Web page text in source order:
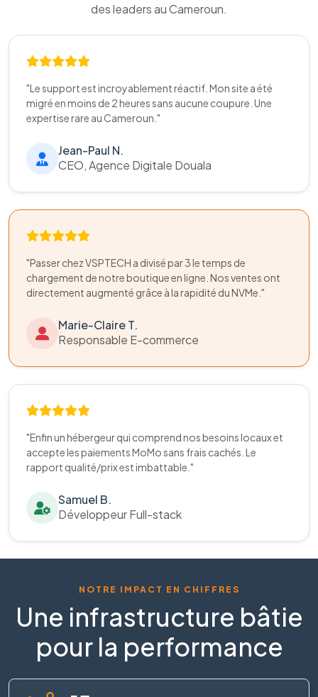
des leaders au Cameroun.
"Le support est incroyablement réactif. Mon site a été
migré en moins de 2 heures sans aucune coupure. Une
expertise rare au Cameroun."
Jean-Paul N.
CEO, Agence Digitale Douala
"Passer chez VSPTECH a divisé par 3 le temps de
chargement de notre boutique en ligne. Nos ventes ont
directement augmenté grâce à la rapidité du NVMe."
Marie-Claire T.
Responsable E-commerce
"Enfin un hébergeur qui comprend nos besoins locaux et
accepte les paiements MoMo sans frais cachés. Le
rapport qualité/prix est imbattable."
Samuel B.
Développeur Full-stack
NOTRE IMPACT EN CHIFFRES
Une infrastructure bâtie
pour la performance